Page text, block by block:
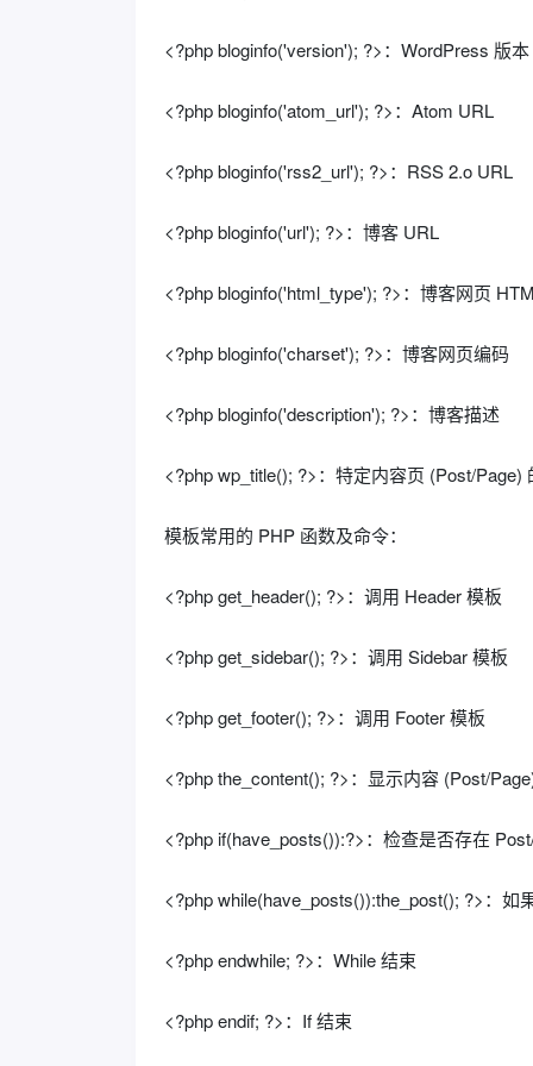
<?php bloginfo('version'); ?>：WordPress 版本
<?php bloginfo('atom_url'); ?>：Atom URL
<?php bloginfo('rss2_url'); ?>：RSS 2.o URL
<?php bloginfo('url'); ?>：博客 URL
<?php bloginfo('html_type'); ?>：博客网页
<?php bloginfo('charset'); ?>：博客网页编码
<?php bloginfo('description'); ?>：博客描述
<?php wp_title(); ?>：特定内容页 (Post/Page)
模板常用的 PHP 函数及命令：
<?php get_header(); ?>：调用 Header 模板
<?php get_sidebar(); ?>：调用 Sidebar 模板
<?php get_footer(); ?>：调用 Footer 模板
<?php the_content(); ?>：显示内容 (Post/
<?php if(have_posts()):?>：检查是否存在
<?php while(have_posts()):the_post(); ?>：如
<?php endwhile; ?>：While 结束
<?php endif; ?>：If 结束